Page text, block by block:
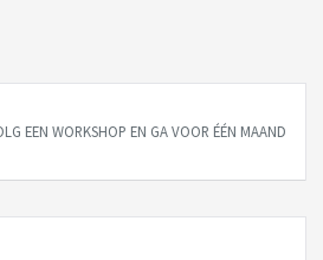
EEN WORKSHOP EN GA VOOR ÉÉN MAAND